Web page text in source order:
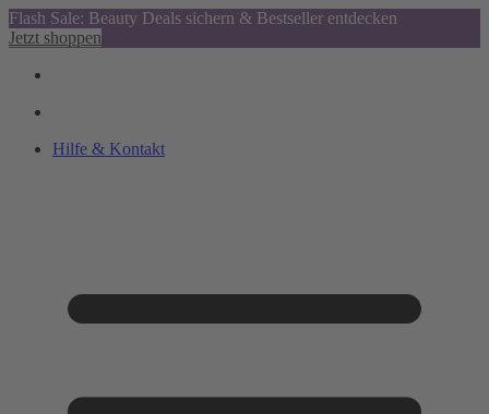
Flash Sale: Beauty Deals sichern & Bestseller entdecken
Jetzt shoppen
Hilfe & Kontakt